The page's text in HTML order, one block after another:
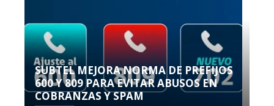
SUBTEL MEJORA NORMA DE PREFIJOS
600 Y 809 PARA EVITAR ABUSOS EN
COBRANZAS Y SPAM